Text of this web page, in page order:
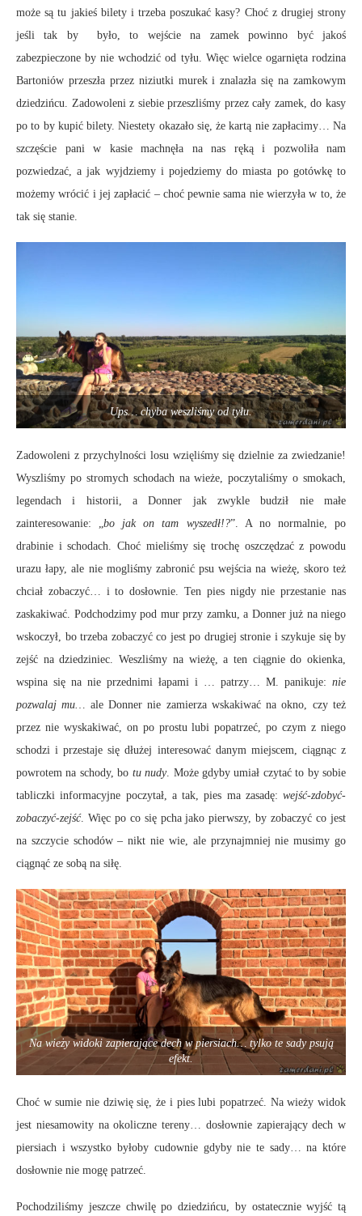
może są tu jakieś bilety i trzeba poszukać kasy? Choć z drugiej strony
jeśli tak by było, to wejście na zamek powinno być jakoś
zabezpieczone by nie wchodzić od tyłu. Więc wielce ogarnięta rodzina
Bartoniów przeszła przez niziutki murek i znalazła się na zamkowym
dziedzińcu. Zadowoleni z siebie przeszliśmy przez cały zamek, do kasy
po to by kupić bilety. Niestety okazało się, że kartą nie zapłacimy… Na
szczęście pani w kasie machnęła na nas ręką i pozwoliła nam
pozwiedzać, a jak wyjdziemy i pojedziemy do miasta po gotówkę to
możemy wrócić i jej zapłacić – choć pewnie sama nie wierzyła w to, że
tak się stanie.
Ups… chyba weszliśmy od tyłu.
Zadowoleni z przychylności losu wzięliśmy się dzielnie za zwiedzanie!
Wyszliśmy po stromych schodach na wieże, poczytaliśmy o smokach,
legendach i historii, a Donner jak zwykle budził nie małe
zainteresowanie: „bo jak on tam wyszedł!?”. A no normalnie, po
drabinie i schodach. Choć mieliśmy się trochę oszczędzać z powodu
urazu łapy, ale nie mogliśmy zabronić psu wejścia na wieżę, skoro też
chciał zobaczyć… i to dosłownie. Ten pies nigdy nie przestanie nas
zaskakiwać. Podchodzimy pod mur przy zamku, a Donner już na niego
wskoczył, bo trzeba zobaczyć co jest po drugiej stronie i szykuje się by
zejść na dziedziniec. Weszliśmy na wieżę, a ten ciągnie do okienka,
wspina się na nie przednimi łapami i … patrzy… M. panikuje: nie
pozwalaj mu…
ale Donner nie zamierza wskakiwać na okno, czy też
przez nie wyskakiwać, on po prostu lubi popatrzeć, po czym z niego
schodzi i przestaje się dłużej interesować danym miejscem, ciągnąc z
powrotem na schody, bo tu nudy. Może gdyby umiał czytać to by sobie
tabliczki informacyjne poczytał, a tak, pies ma zasadę: wejść-zdobyć-
zobaczyć-zejść. Więc po co się pcha jako pierwszy, by zobaczyć co jest
na szczycie schodów – nikt nie wie, ale przynajmniej nie musimy go
ciągnąć ze sobą na siłę.
Na wieży widoki zapierające dech w piersiach… tylko te sady psują
efekt.
Choć w sumie nie dziwię się, że i pies lubi popatrzeć. Na wieży widok
jest niesamowity na okoliczne tereny… dosłownie zapierający dech w
piersiach i wszystko byłoby cudownie gdyby nie te sady… na które
dosłownie nie mogę patrzeć.
Pochodziliśmy jeszcze chwilę po dziedzińcu, by ostatecznie wyjść tą